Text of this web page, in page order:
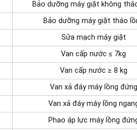
Bảo dưỡng máy giặt không
Bảo dưỡng máy giặt tháo
Sửa mạch máy giặt
Van cấp nước ≤ 7kg
Van cấp nước ≥ 8 kg
Van xả đáy máy lồng đứng
Van xả đáy máy lồng
Phao áp lực máy lồng